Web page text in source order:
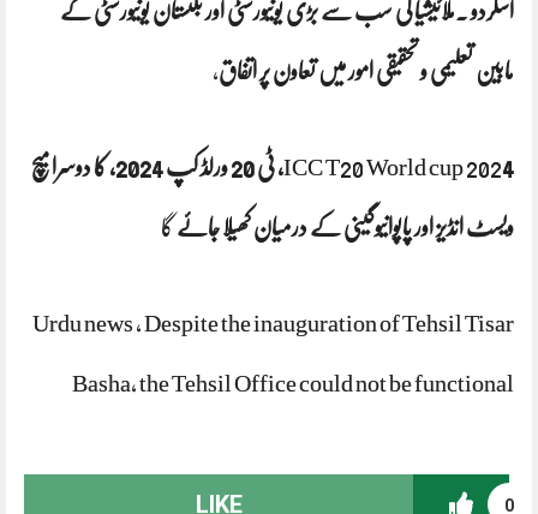
اسکردو ۔ملائیشیا کی سب سے بڑی یونیورسٹی اور بلتستان یونیورسٹی کے
مابین تعلیمی و تحقیقی امور میں تعاون پر اتفاق،
ICC T20 World cup 202 4، ٹی 20 ورلڈ کپ 2024، کا دوسرا میچ
ویسٹ انڈیز اور پاپوانیوگینی کے درمیان کھیلا جائے گا
Urdu news ، Despite the inauguration of Tehsil Tisar
Basha, the Tehsil Office could not be functional
0
LIKE